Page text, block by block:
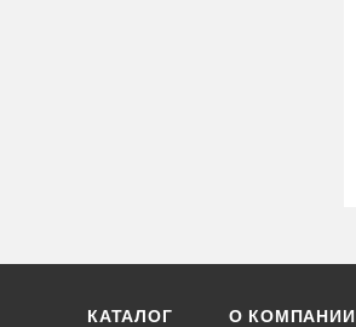
КАТАЛОГ О КОМПАНИИ